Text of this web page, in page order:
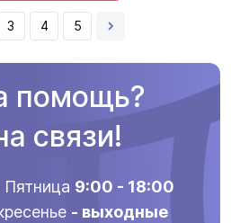
3 4 5
помощь?
связи!
9:00 - 18:00
- выходные